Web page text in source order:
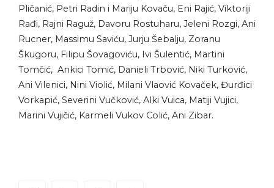
Pličanić, Petri Radin i Mariju Kovaču, Eni Rajić, Viktoriji
Rađi, Rajni Raguž, Davoru Rostuharu, Jeleni Rozgi, Ani
Rucner, Massimu Saviću, Jurju Šebalju, Zoranu
Škugoru, Filipu Šovagoviću, Ivi Šulentić, Martini
Tomčić, Ankici Tomić, Danieli Trbović, Niki Turković,
Ani Vilenici, Nini Violić, Milani Vlaović Kovaček, Đurđici
Vorkapić, Severini Vučković, Alki Vuica, Matiji Vujici,
Marini Vujičić, Karmeli Vukov Colić, Ani Zibar.